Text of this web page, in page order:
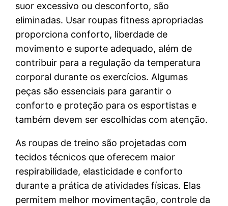
suor excessivo ou desconforto, são
eliminadas. Usar roupas fitness apropriadas
proporciona conforto, liberdade de
movimento e suporte adequado, além de
contribuir para a regulação da temperatura
corporal durante os exercícios. Algumas
peças são essenciais para garantir o
conforto e proteção para os esportistas e
também devem ser escolhidas com atenção.
As roupas de treino são projetadas com
tecidos técnicos que oferecem maior
respirabilidade, elasticidade e conforto
durante a prática de atividades físicas. Elas
permitem melhor movimentação, controle da